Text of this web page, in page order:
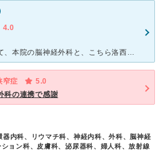
4.0
シミズ病院グループとして、本院の脳神経外科と、こちら洛西の整形外科 との間で関係性が築かれているので、安心して通院することができると感じます。 洛西シミズ病院は立地条件はよくありませんが、阪急
窄症
5.0
科の連携で感謝
器内科、リウマチ科、神経内科、外科、脳神経
ョン科、皮膚科、泌尿器科、婦人科、放射線